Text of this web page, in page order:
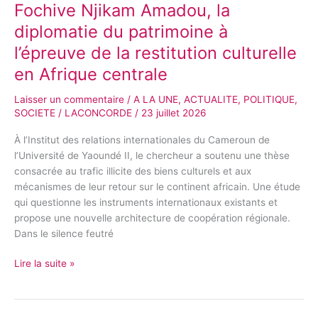
Fochive Njikam Amadou, la
diplomatie du patrimoine à
l’épreuve de la restitution culturelle
en Afrique centrale
Laisser un commentaire / A LA UNE, ACTUALITE, POLITIQUE,
SOCIETE / LACONCORDE / 23 juillet 2026
À l’Institut des relations internationales du Cameroun de
l’Université de Yaoundé II, le chercheur a soutenu une thèse
consacrée au trafic illicite des biens culturels et aux
mécanismes de leur retour sur le continent africain. Une étude
qui questionne les instruments internationaux existants et
propose une nouvelle architecture de coopération régionale.
Dans le silence feutré
Lire la suite »